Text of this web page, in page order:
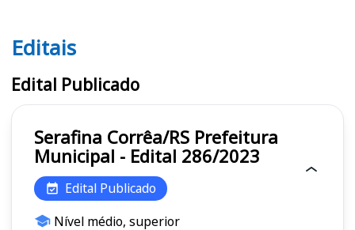
Editais
Editais
Edital Publicado
Serafina Corrêa/RS Prefeitura
Municipal - Edital 286/2023
Edital Publicado
Nível médio, superior